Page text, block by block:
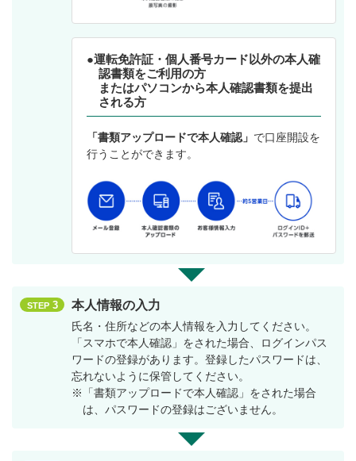
●運転免許証・個人番号カード以外の本人確
認書類をご利用の方
またはパソコンから本人確認書類を提出
される方
「書類アップロードで本人確認」 で口座開設を
行うことができます。
STEP 3 本人情報の入力
氏名・住所などの本人情報を入力してください。
「スマホで本人確認」をされた場合、ログインパス
ワードの登録があります。登録したパスワードは、
忘れないように保管してください。
※「書類アップロードで本人確認」をされた場合
は、パスワードの登録はございません。